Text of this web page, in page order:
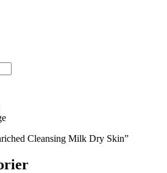
Cleansing Milk Dry Skin”